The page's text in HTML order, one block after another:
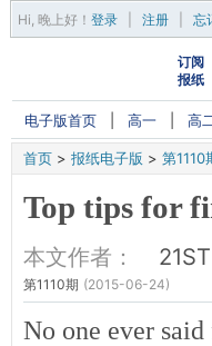
Hi, 晚上好 ！ 登录 注册 忘
订阅
报纸
电子版首页 高一 高
首页 > 报纸电子版 > 第1110
Top tips for
本文作者： 21ST
第1110期 (2015-06-24)
No one ever